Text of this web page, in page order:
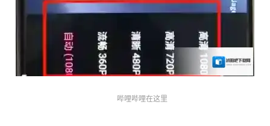
哔哩哔哩在这里